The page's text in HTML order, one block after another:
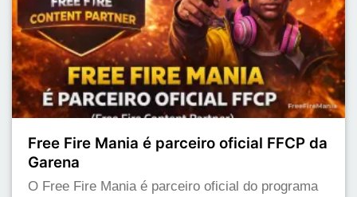
Free Fire Mania é parceiro oficial FFCP da
Garena
O Free Fire Mania é parceiro oficial do programa